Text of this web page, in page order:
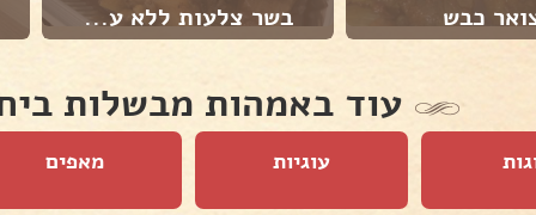
כבש בשר צלעות ללא ע...
עוד באמהות מבשלות
עוגיות מאפים